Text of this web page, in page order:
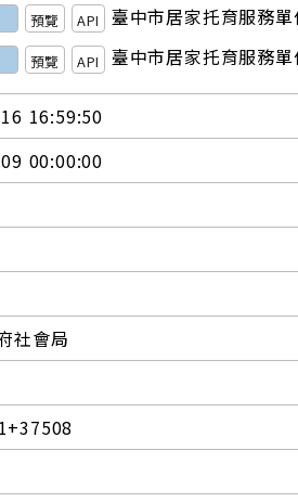
預覽 API 臺中市居家托育服務單
預覽 API 臺中市居家托育服務
16:59:50
00:00:00
社會局